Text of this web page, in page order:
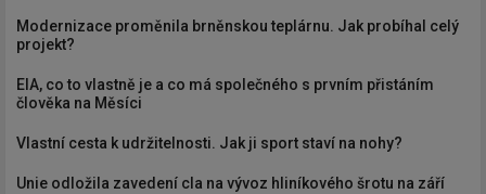
Modernizace proměnila brněnskou teplárnu. Jak probíhal celý
projekt?
EIA, co to vlastně je a co má společného s prvním přistáním
člověka na Měsíci
Vlastní cesta k udržitelnosti. Jak ji sport staví na nohy?
Unie odložila zavedení cla na vývoz hliníkového šrotu na září